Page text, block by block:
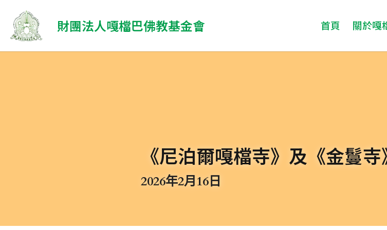
財團法人嘎檔巴佛教基金會 首頁 關於嘎
《尼泊爾嘎檔寺》及《金鬘寺
2026年2月16日